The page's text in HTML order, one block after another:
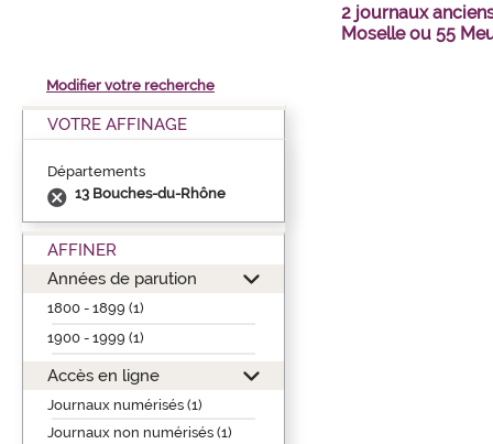
2 journaux
Moselle ou 55
Modifier votre recherche
VOTRE AFFINAGE
Départements
13 Bouches-du-Rhône
AFFINER
Années de parution
1800 - 1899 (1)
1900 - 1999 (1)
Accès en ligne
Journaux numérisés (1)
Journaux non numérisés (1)